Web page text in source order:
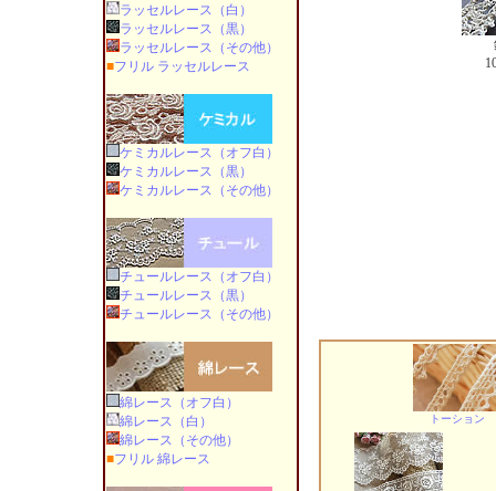
ラッセルレース（白）
ラッセルレース（黒）
ラッセルレース（その他）
■フリル ラッセルレース
ケミカルレース（オフ白）
ケミカルレース（黒）
ケミカルレース（その他）
チュールレース（オフ白）
チュールレース（黒）
チュールレース（その他）
綿レース（オフ白）
綿レース（白）
綿レース（その他）
■フリル 綿レース
トーション